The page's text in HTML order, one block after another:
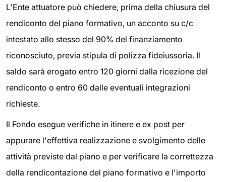
L'Ente attuatore può chiedere, prima della chiusura del
rendiconto del piano formativo, un acconto su c/c
intestato allo stesso del 90% del finanziamento
riconosciuto, previa stipula di polizza fideiussoria. Il
saldo sarà erogato entro 120 giorni dalla ricezione del
rendiconto o entro 60 dalle eventuali integrazioni
richieste.
Il Fondo esegue verifiche in itinere e ex post per
appurare l'effettiva realizzazione e svolgimento delle
attività previste dal piano e per verificare la correttezza
della rendicontazione del piano formativo e l'importo